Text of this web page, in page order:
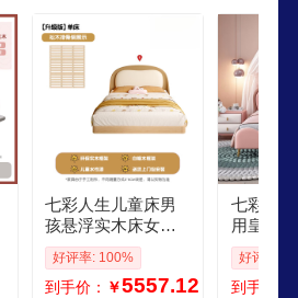
七彩人生儿童床男
孩悬浮实木床女孩2
025卧室儿童房软包
新型儿童床 升级版
单床 1200mm2000
好评率: 100%
到手价： ￥5557.12
七彩人
用皇冠
主床小
皮抽屉
人床 单
好评率:
到手价：